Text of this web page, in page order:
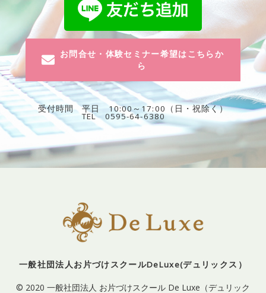
お問合せ・体験セミナー希望はこちらか
ら
受付時間 平日 10:00～17:00（日・祝除く）
TEL 0595-64-6380
一般社団法人お片づけスクールDeLuxe(デュリックス）
© 2020 一般社団法人 お片づけスクール De Luxe（デュリック